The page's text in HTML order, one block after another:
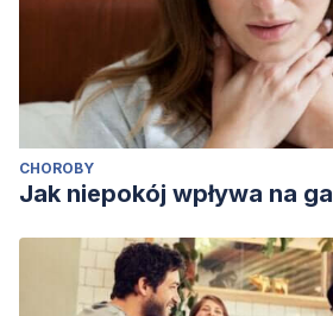
CHOROBY
Jak niepokój wpływa na